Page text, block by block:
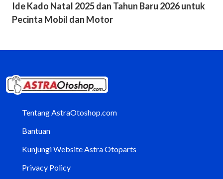
Ide Kado Natal 2025 dan Tahun Baru 2026 untuk
Pecinta Mobil dan Motor
Tentang AstraOtoshop.com
Bantuan
Kunjungi Website Astra Otoparts
Privacy Policy